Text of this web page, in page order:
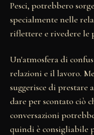
Pesci, potrebbero
specialmente nelle
riflettere e rivedere le
Un'atmosfera di
relazioni e il lavoro.
suggerisce di
dare per scontato ciò
conversazioni
quindi è consigliabile